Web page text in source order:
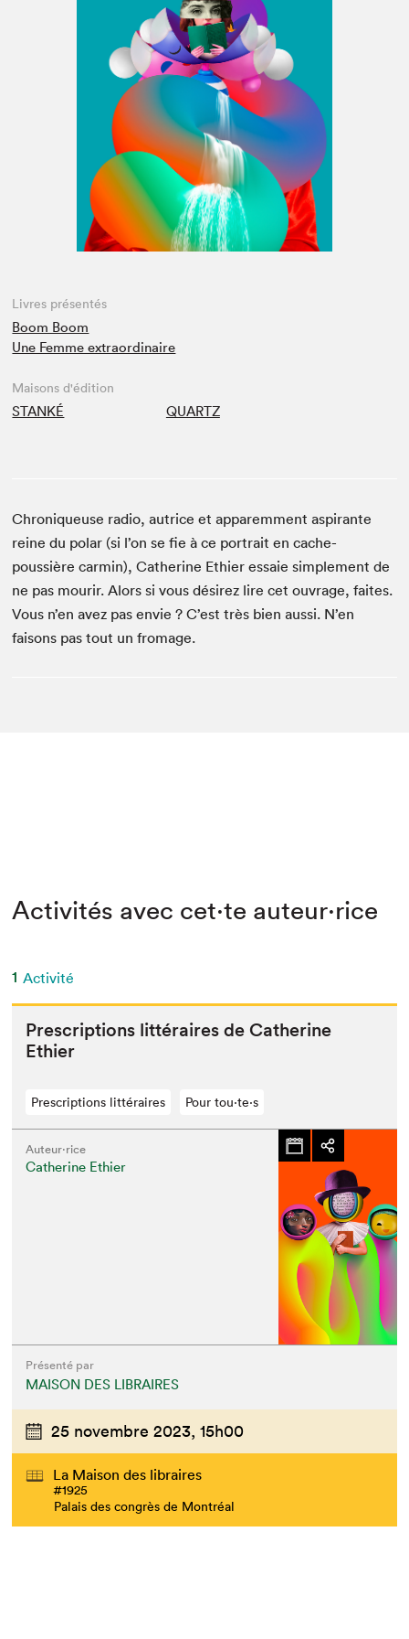
Livres présentés
Boom Boom
Une Femme extraordinaire
Maisons d'édition
STANKÉ QUARTZ
Chroniqueuse radio, autrice et apparemment aspirante
reine du polar (si l’on se fie à ce portrait en cache-
poussière carmin), Catherine Ethier essaie simplement de
ne pas mourir. Alors si vous désirez lire cet ouvrage, faites.
Vous n’en avez pas envie ? C’est très bien aussi. N’en
faisons pas tout un fromage.
Activités avec cet·te auteur·rice
1 Activité
Pre­scrip­tions lit­téraires de Cather­ine
Ethier
Prescriptions littéraires Pour tou⋅te⋅s
Auteur·rice
Catherine Ethier
Présenté par
MAISON DES LIBRAIRES
25 novembre 2023, 15h00
La Maison des libraires
#1925
Palais des congrès de Montréal